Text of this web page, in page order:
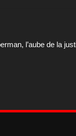
l’aube de la